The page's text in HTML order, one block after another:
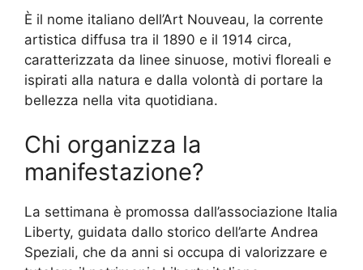
È il nome italiano dell’Art Nouveau, la corrente
artistica diffusa tra il 1890 e il 1914 circa,
caratterizzata da linee sinuose, motivi floreali e
ispirati alla natura e dalla volontà di portare la
bellezza nella vita quotidiana.
Chi organizza la
manifestazione?
La settimana è promossa dall’associazione Italia
Liberty, guidata dallo storico dell’arte Andrea
Speziali, che da anni si occupa di valorizzare e